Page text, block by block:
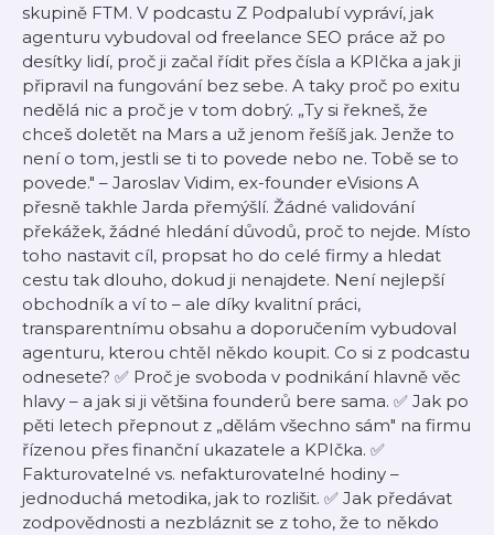
skupině FTM. V podcastu Z Podpalubí vypráví, jak
agenturu vybudoval od freelance SEO práce až po
desítky lidí, proč ji začal řídit přes čísla a KPIčka a jak ji
připravil na fungování bez sebe. A taky proč po exitu
nedělá nic a proč je v tom dobrý. „Ty si řekneš, že
chceš doletět na Mars a už jenom řešíš jak. Jenže to
není o tom, jestli se ti to povede nebo ne. Tobě se to
povede." – Jaroslav Vidim, ex-founder eVisions A
přesně takhle Jarda přemýšlí. Žádné validování
překážek, žádné hledání důvodů, proč to nejde. Místo
toho nastavit cíl, propsat ho do celé firmy a hledat
cestu tak dlouho, dokud ji nenajdete. Není nejlepší
obchodník a ví to – ale díky kvalitní práci,
transparentnímu obsahu a doporučením vybudoval
agenturu, kterou chtěl někdo koupit. Co si z podcastu
odnesete? ✅ Proč je svoboda v podnikání hlavně věc
hlavy – a jak si ji většina founderů bere sama. ✅ Jak po
pěti letech přepnout z „dělám všechno sám" na firmu
řízenou přes finanční ukazatele a KPIčka. ✅
Fakturovatelné vs. nefakturovatelné hodiny –
jednoduchá metodika, jak to rozlišit. ✅ Jak předávat
zodpovědnosti a nezbláznit se z toho, že to někdo